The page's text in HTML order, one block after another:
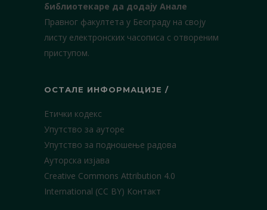
библиотекаре да додају Анале
Правног факултета у Београду на своју
листу електронских часописа с отвореним
приступом.
ОСТАЛЕ ИНФОРМАЦИЈЕ /
Етички кодекс
Упутство за ауторе
Упутство за подношење радова
Ауторска изјава
Creative Commons Attribution 4.0
International (CC BY) Контакт